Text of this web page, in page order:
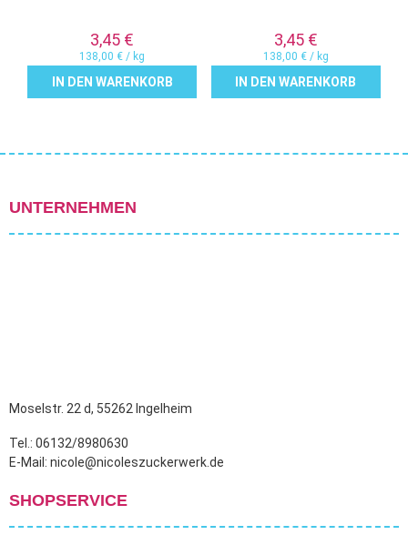
3,45 €
138,00€ / kg
IN DEN WARENKORB
3,45 €
138,00 €/ kg
IN DEN WARENKORB
UNTERNEHMEN
Moselstr. 22 d, 55262 Ingelheim
Tel.: 06132/8980630
E-Mail: nicole@nicoleszuckerwerk.de
SHOPSERVICE